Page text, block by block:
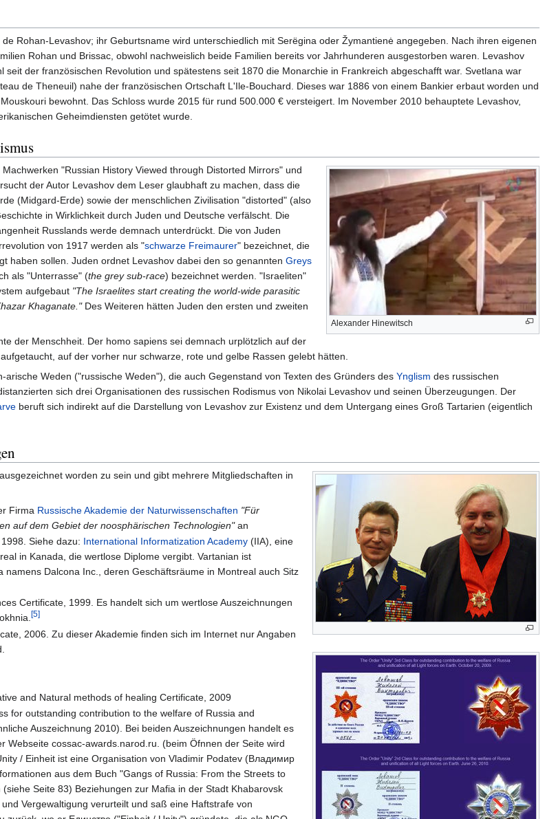
Rohan-Levashov; ihr Geburtsname wird unterschiedlich mit Serëgina oder Žymantienė angegeben. Nach ihren eigenen
Rohan und Brissac, obwohl nachweislich beide Familien bereits vor Jahrhunderen ausgestorben waren. Levashov
seit der französischen Revolution und spätestens seit 1870 die Monarchie in Frankreich abgeschafft war. Svetlana war
de Theneuil) nahe der französischen Ortschaft L'Ile-Bouchard. Dieses war 1886 von einem Bankier erbaut worden und
bewohnt. Das Schloss wurde 2015 für rund 500.000 € versteigert. Im November 2010 behauptete Levashov,
Geheimdiensten getötet wurde.
Alexander Hinewitsch
"Russian History Viewed through Distorted Mirrors" und
der Autor Levashov dem Leser glaubhaft zu machen, dass die
(Midgard-Erde) sowie der menschlichen Zivilisation "distorted" (also
in Wirklichkeit durch Juden und Deutsche verfälscht. Die
Russlands werde demnach unterdrückt. Die von Juden
von 1917 werden als "schwarze Freimaurer" bezeichnet, die
haben sollen. Juden ordnet Levashov dabei den so genannten Greys
als "Unterrasse" (the grey sub-race) bezeichnet werden. "Israeliten"
aufgebaut "The Israelites start creating the world-wide parasitic
Khaganate."Des Weiteren hätten Juden den ersten und zweiten
der Menschheit. Der homo sapiens sei demnach urplötzlich auf der
auf der vorher nur schwarze, rote und gelbe Rassen gelebt hätten.
Weden ("russische Weden"), die auch Gegenstand von Texten des Gründers des Ynglism des russischen
sich drei Organisationen des russischen Rodismus von Nikolai Levashov und seinen Überzeugungen. Der
beruft sich indirekt auf die Darstellung von Levashov zur Existenz und dem Untergang eines Groß Tartarien (eigentlich
worden zu sein und gibt mehrere Mitgliedschaften in
Firma Russische Akademie der Naturwissenschaften "Für
auf dem Gebiet der noosphärischen Technologien"an
Siehe dazu: International Informatization Academy (IIA), eine
in Kanada, die wertlose Diplome vergibt. Vartanian ist
Dalcona Inc., deren Geschäftsräume in Montreal auch Sitz
Certificate, 1999. Es handelt sich um wertlose Auszeichnungen
[5]
2006. Zu dieser Akademie finden sich im Internet nur Angaben
and Natural methods of healing Certificate, 2009
for outstanding contribution to the welfare of Russia and
Auszeichnung 2010). Bei beiden Auszeichnungen handelt es
Webseite cossac-awards.narod.ru. (beim Öfnnen der Seite wird
/ Einheit ist eine Organisation von Vladimir Podatev (Владимир
aus dem Buch "Gangs of Russia: From the Streets to
Seite 83) Beziehungen zur Mafia in der Stadt Khabarovsk
Vergewaltigung verurteilt und saß eine Haftstrafe von